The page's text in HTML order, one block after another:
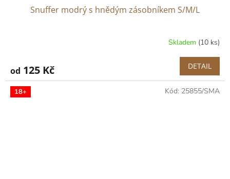
Snuffer modrý s hnědým zásobníkem S/M/L
Skladem (10 ks)
od 125 Kč DETAIL
18+ Kód: 25855/SMA